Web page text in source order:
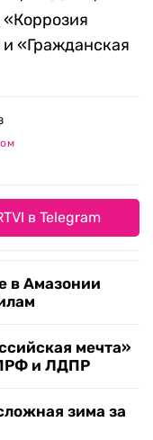
«Гражданская
в Telegram
в Амазонии
мечта»
и ЛДПР
зима за